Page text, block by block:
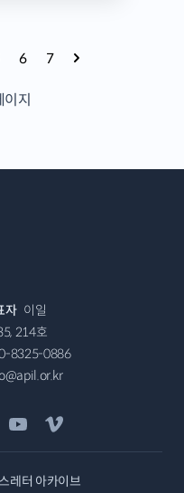
6 7
이지
자 이일
214호
8325-0886
유튜브비메오
레터 아카이브